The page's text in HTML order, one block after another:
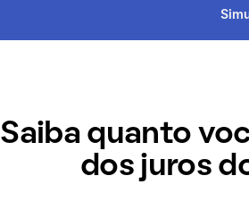
Saiba quanto
dos juros